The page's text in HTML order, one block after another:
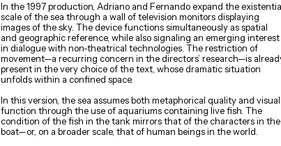
In the 1997 production, Adriano and Fernando expand the
scale of the sea through a wall of television monitors displaying
images of the sky. The device functions simultaneously as spatial
and geographic reference, while also signaling an emerging interest
in dialogue with non-theatrical technologies. The restriction of
movement—a recurring concern in the directors’ research—is
present in the very choice of the text, whose dramatic situation
unfolds within a confined space.
In this version, the sea assumes both metaphorical quality and visual
function through the use of aquariums containing live fish. The
condition of the fish in the tank mirrors that of the characters in the
boat—or, on a broader scale, that of human beings in the world.